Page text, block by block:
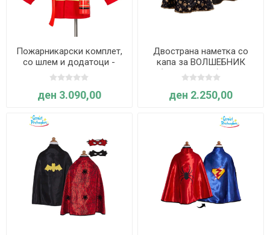
Пожарникарски комплет,
со шлем и додатоци -
Souza
ден 3.090,00
Двострана наметка со
капа за ВОЛШЕБНИК
(Црно-златна) - 5-6
години - Great Pretenders
ден 2.250,00